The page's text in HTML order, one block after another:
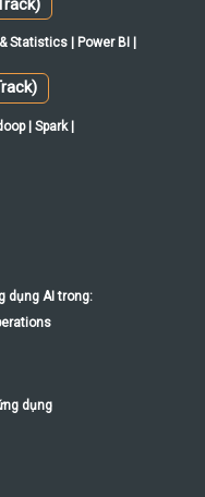
| Spark |
dụng